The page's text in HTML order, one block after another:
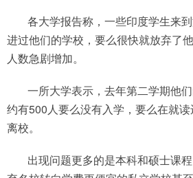
各大学报告称，一些印度学生来
进过他们的学校，要么很快就放弃了
人数急剧增加。
一所大学表示，去年第二学期他
约有500人要么没有入学，要么在就
离校。
出现问题更多的是本科和硕士课